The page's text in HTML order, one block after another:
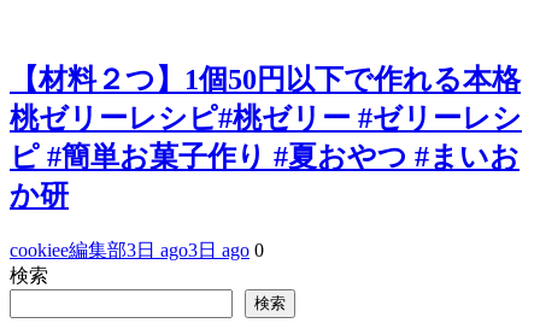
【材料２つ】1個50円以下で作れる本格
桃ゼリーレシピ#桃ゼリー #ゼリーレシ
ピ #簡単お菓子作り #夏おやつ #まいお
か研
cookiee編集部3日 ago3日 ago 0
検索
検索